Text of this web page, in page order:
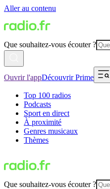
Aller au contenu
Que souhaitez-vous écouter ?
Ouvrir l'appDécouvrir Prime
Top 100 radios
Podcasts
Sport en direct
À proximité
Genres musicaux
Thèmes
Que souhaitez-vous écouter ?